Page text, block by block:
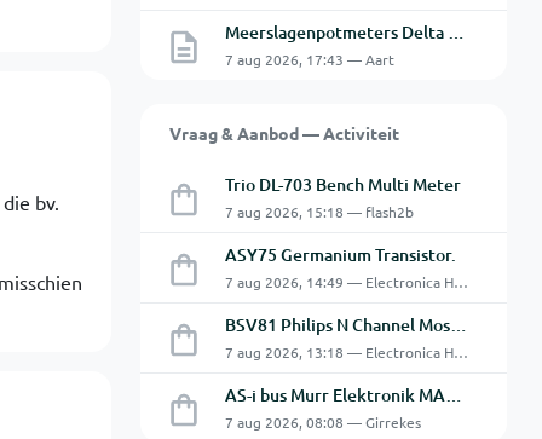
Meerslagenpotmeters Delta SM45-70D
7 aug 2026, 17:43 — Aart
Vraag & Aanbod — Activiteit
Trio DL-703 Bench Multi Meter
7 aug 2026, 15:18 — flash2b
ASY75 Germanium Transistor.
7 aug 2026, 14:49 — Electronica Hobbyist
BSV81 Philips N Channel Mosfet Transistors.
7 aug 2026, 13:18 — Electronica Hobbyist
AS-i bus Murr Elektronik MASI20 AS-Interface I/O-module 56440
7 aug 2026, 08:08 — Girrekes
bv.